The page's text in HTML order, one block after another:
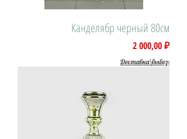
Канделябр черный 80см
Цена
2 000,00 ₽
Доставка\вывоз: